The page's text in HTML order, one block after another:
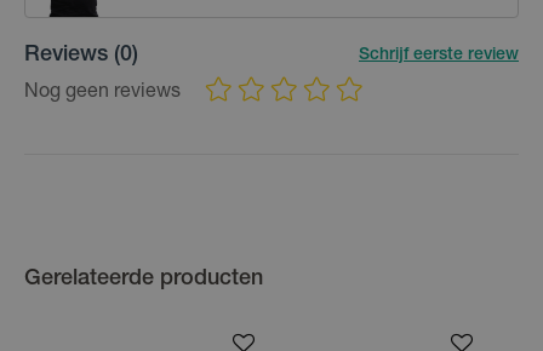
Reviews (0) Schrijf eerste review
Nog geen reviews
Gerelateerde producten